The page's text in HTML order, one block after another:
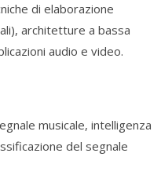
di elaborazione
architetture a bassa
audio e video.
musicale, intelligenza
del segnale